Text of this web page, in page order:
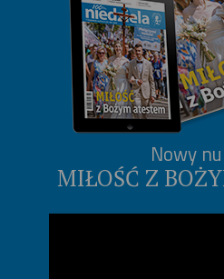
Nowy
MIŁOŚĆ Z